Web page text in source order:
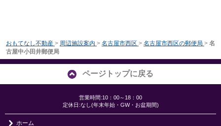
おもてなし不動産 > 周辺施設案内 > 名古屋市西区 > 名古屋市西区の郵便局 > 名
古屋中小田井郵便局
ページトップに戻る
営業時間:10：00～18：00
定休日:なし(年末年始・GW・お盆期間)
ホーム